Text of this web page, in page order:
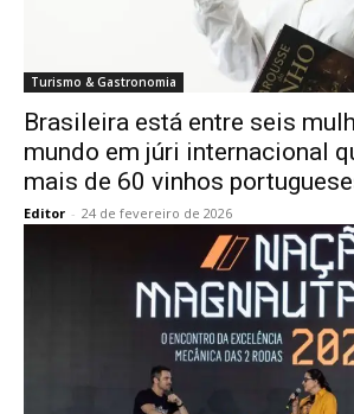
Turismo & Gastronomia
Brasileira está entre seis
mundo em júri internacional
mais de 60 vinhos
Editor - 24 de fevereiro de 2026